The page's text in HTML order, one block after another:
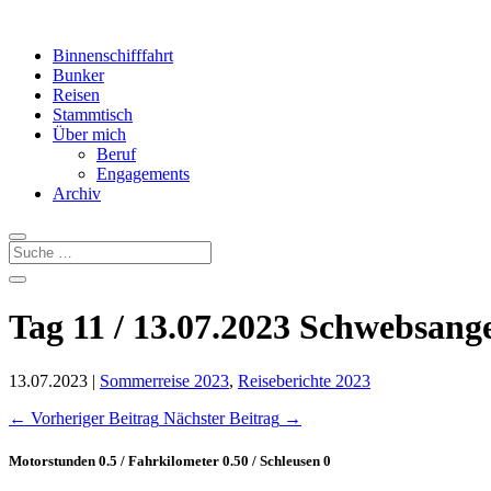
Binnenschifffahrt
Bunker
Reisen
Stammtisch
Über mich
Beruf
Engagements
Archiv
Tag 11 / 13.07.2023
13.07.2023 | Sommerreise 2023, Reiseberichte 2023
← Vorheriger Beitrag Nächster Beitrag →
Motorstunden 0.5 / Fahrkilometer 0.50 / Schleusen 0